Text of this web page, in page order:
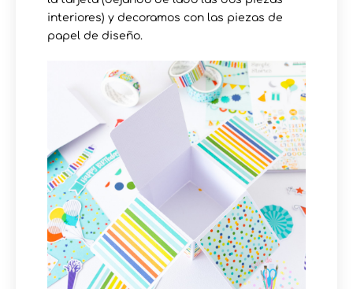
interiores) y decoramos con las piezas de
papel de diseño.